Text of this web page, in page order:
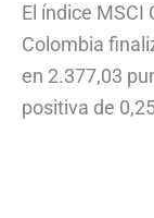
El índice MSCI
Colombia
en 2.377,03
positiva de